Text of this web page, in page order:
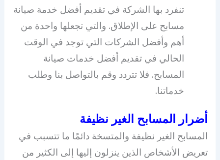
تنفرد بها الشركة في تقديم أفضل خدمة صيانة
مسابح على الإطلاق. والتي تجعلها واحدة من
أهم وأفضل الشركات التي توجد في الوقت
الحالي في تقديم أفضل خدمات صيانة
المسابح. فلا تتردد وقم بالتواصل بنا وطلب
خدماتنا.
أضرار المسابح الغير نظيفة
المسابح الغير نظيفة والمتسخة دائمًا ما تتسبب في
تعريض الأشخاص الذين ينزلون إليها إلى الكثير من